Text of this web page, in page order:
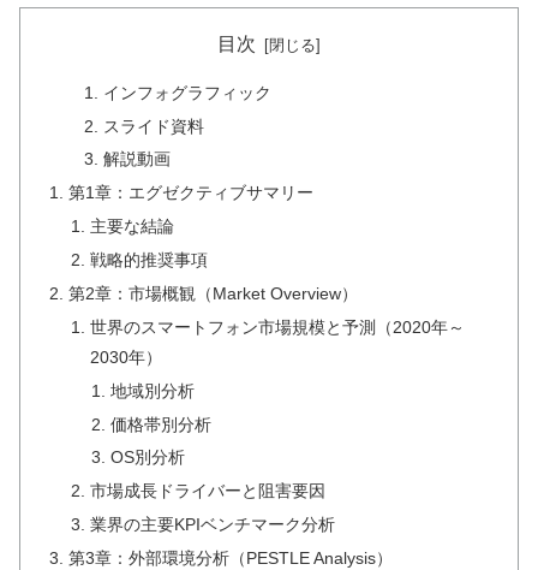
目次
インフォグラフィック
スライド資料
解説動画
第1章：エグゼクティブサマリー
主要な結論
戦略的推奨事項
第2章：市場概観（Market Overview）
世界のスマートフォン市場規模と予測（2020年～
2030年）
地域別分析
価格帯別分析
OS別分析
市場成長ドライバーと阻害要因
業界の主要KPIベンチマーク分析
第3章：外部環境分析（PESTLE Analysis）